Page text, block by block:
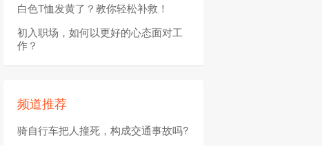
白色T恤发黄了？教你轻松补救！
初入职场，如何以更好的心态面对工
作？
频道推荐
骑自行车把人撞死，构成交通事故吗?